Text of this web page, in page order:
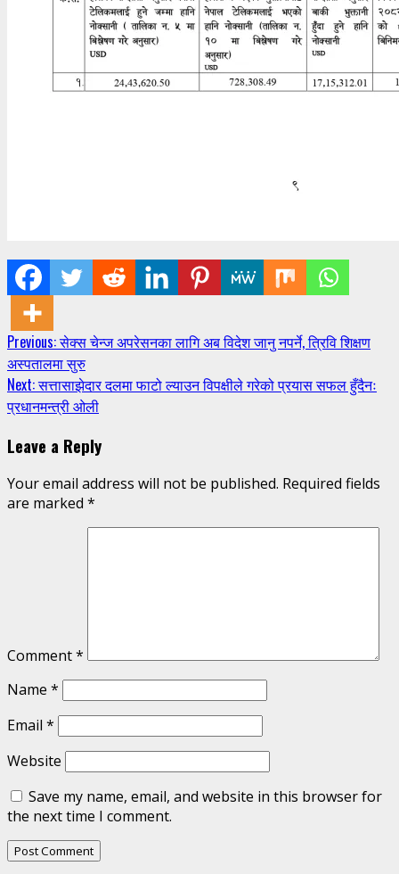
Continue
Reading
Previous:सेक्स चेन्ज अपरेसनका लागि अब विदेश जानु नपर्ने, त्रिवि शिक्षण
अस्पतालमा सुरु
Next:सत्तासाझेदार दलमा फाटो ल्याउन विपक्षीले गरेको प्रयास सफल हुँदैनः
प्रधानमन्त्री ओली
Leave a Reply
Your email address will not be published. Required fields
are marked *
Comment*
Name *
Email *
Website
Save my name, email, and website in this browser for
the next time I comment.